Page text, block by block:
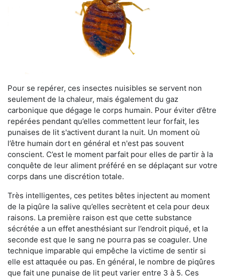
Pour se repérer, ces insectes nuisibles se servent non
seulement de la chaleur, mais également du gaz
carbonique que dégage le corps humain. Pour éviter d’être
repérées pendant qu’elles commettent leur forfait, les
punaises de lit s'activent durant la nuit. Un moment où
l’être humain dort en général et n'est pas souvent
conscient. C’est le moment parfait pour elles de partir à la
conquête de leur aliment préféré en se déplaçant sur votre
corps dans une discrétion totale.
Très intelligentes, ces petites bêtes injectent au moment
de la piqûre la salive qu’elles secrètent et cela pour deux
raisons. La première raison est que cette substance
sécrétée a un effet anesthésiant sur l’endroit piqué, et la
seconde est que le sang ne pourra pas se coaguler. Une
technique imparable qui empêche la victime de sentir si
elle est attaquée ou pas. En général, le nombre de piqûres
que fait une punaise de lit peut varier entre 3 à 5. Ces